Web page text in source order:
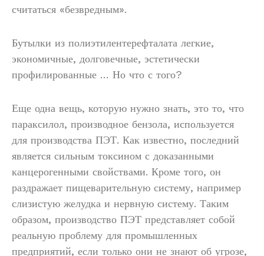
считаться «безвредным».
Бутылки из полиэтилентерефталата легкие,
экономичные, долговечные, эстетически
профилированные … Но что с того?
Еще одна вещь, которую нужно знать, это то, что
параксилол, производное бензола, используется
для производства ПЭТ. Как известно, последний
является сильным токсином с доказанными
канцерогенными свойствами. Кроме того, он
раздражает пищеварительную систему, например
слизистую желудка и нервную систему. Таким
образом, производство ПЭТ представляет собой
реальную проблему для промышленных
предприятий, если только они не знают об угрозе,